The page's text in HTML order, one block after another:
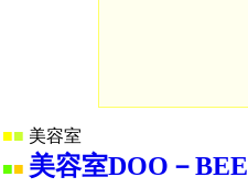
■ 美容室
■■ 美容室DOO－BEE